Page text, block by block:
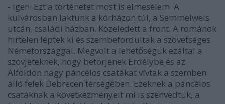
- Igen. Ezt a történetet most is elmesélem. A
külvárosban laktunk a kórházon túl, a Semmelweis
utcán, családi házban. Közeledett a front. A románok
hirtelen léptek ki és szembefordultak a szövetséges
Németországgal. Megvolt a lehetőségük ezáltal a
szovjeteknek, hogy betörjenek Erdélybe és az
Alföldön nagy páncélos csatákat vívtak a szemben
álló felek Debrecen térségében. Ezeknek a páncélos
csatáknak a következményeit mi is szenvedtük, a